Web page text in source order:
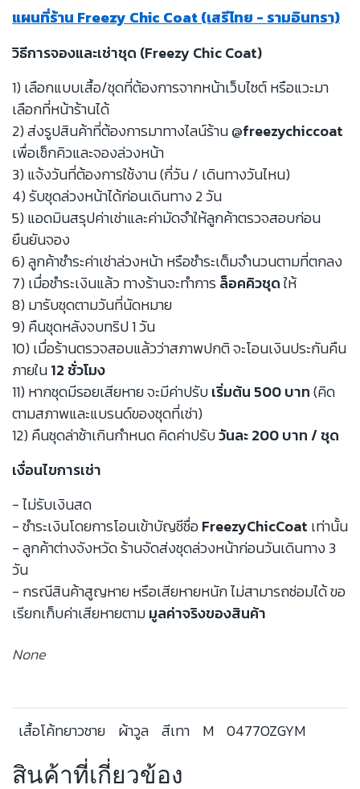
แผนที่ร้าน Freezy Chic Coat (เสรีไทย - รามอินทรา)
วิธีการจองและเช่าชุด (Freezy Chic Coat)
1) เลือกแบบเสื้อ/ชุดที่ต้องการจากหน้าเว็บไซต์ หรือแวะมา
เลือกที่หน้าร้านได้
2) ส่งรูปสินค้าที่ต้องการมาทางไลน์ร้าน@freezychiccoat
เพื่อเช็กคิวและจองล่วงหน้า
3) แจ้งวันที่ต้องการใช้งาน (กี่วัน / เดินทางวันไหน)
4) รับชุดล่วงหน้าได้ก่อนเดินทาง 2 วัน
5) แอดมินสรุปค่าเช่าและค่ามัดจำให้ลูกค้าตรวจสอบก่อน
ยืนยันจอง
6) ลูกค้าชำระค่าเช่าล่วงหน้า หรือชำระเต็มจำนวนตามที่ตกลง
7) เมื่อชำระเงินแล้ว ทางร้านจะทำการล็อคคิวชุดให้
8) มารับชุดตามวันที่นัดหมาย
9) คืนชุดหลังจบทริป 1 วัน
10) เมื่อร้านตรวจสอบแล้วว่าสภาพปกติ จะโอนเงินประกันคืน
ภายใน12 ชั่วโมง
11) หากชุดมีรอยเสียหาย จะมีค่าปรับเริ่มต้น 500 บาท(คิด
ตามสภาพและแบรนด์ของชุดที่เช่า)
12) คืนชุดล่าช้าเกินกำหนด คิดค่าปรับวันละ 200 บาท / ชุด
เงื่อนไขการเช่า
- ไม่รับเงินสด
- ชำระเงินโดยการโอนเข้าบัญชีชื่อFreezyChicCoat เท่านั้น
- ลูกค้าต่างจังหวัด ร้านจัดส่งชุดล่วงหน้าก่อนวันเดินทาง 3
วัน
- กรณีสินค้าสูญหาย หรือเสียหายหนัก ไม่สามารถซ่อมได้ ขอ
เรียกเก็บค่าเสียหายตามมูลค่าจริงของสินค้า
None
เสื้อโค้ทยาวชาย ผ้าวูล สีเทา M 0477OZGYM
สินค้าที่เกี่ยวข้อง